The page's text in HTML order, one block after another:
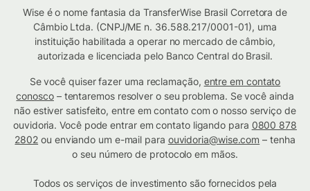
Wise é o nome fantasia da TransferWise Brasil Corretora de
Câmbio Ltda. (CNPJ/ME n. 36.588.217/0001-01), uma
instituição habilitada a operar no mercado de câmbio,
autorizada e licenciada pelo Banco Central do Brasil.
Se você quiser fazer uma reclamação, entre em contato
conosco– tentaremos resolver o seu problema. Se você ainda
não estiver satisfeito, entre em contato com o nosso serviço de
ouvidoria. Você pode entrar em contato ligando para 0800 878
2802 ou enviando um e-mail para ouvidoria@wise.com – tenha
o seu número de protocolo em mãos.
Todos os serviços de investimento são fornecidos pela